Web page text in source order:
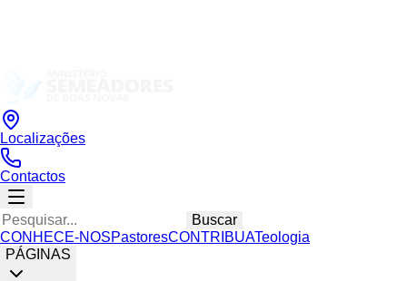
Localizações
Contactos
Buscar
CONHECE-NOSPastoresCONTRIBUATeologia
PÁGINAS